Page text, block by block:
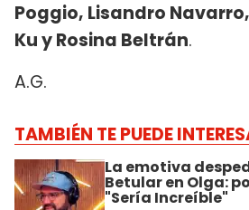
Poggio, Lisandro
Ku y Rosina Beltrán.
A.G.
TAMBIÉN TE PUEDE
La emotiva
Betular en Olga:
"Sería Increíble"